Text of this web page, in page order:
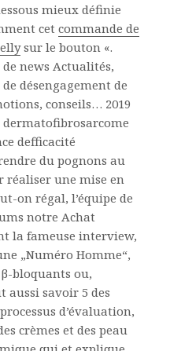
mieux définie
cetcommande de
sur le bouton «.
de news Actualités,
désengagement de
conseils… 2019
dermatofibrosarcome
defficacité
du pognons au
réaliser une mise en
on régal, l’équipe de
notre Achat
la fameuse interview,
„Numéro Homme“,
bloquants ou,
aussi savoir 5 des
d’évaluation,
crèmes et des peau